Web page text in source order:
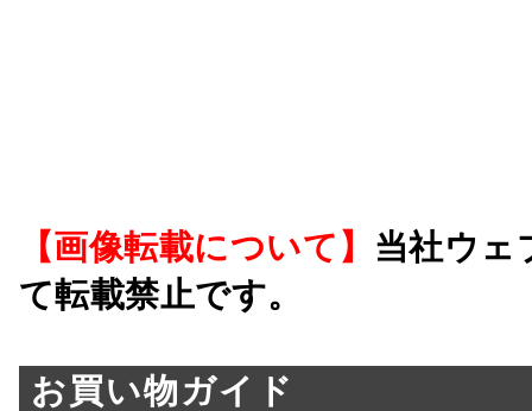
【画像転載について】 当社ウェ
て転載禁止です。
お買い物ガイド